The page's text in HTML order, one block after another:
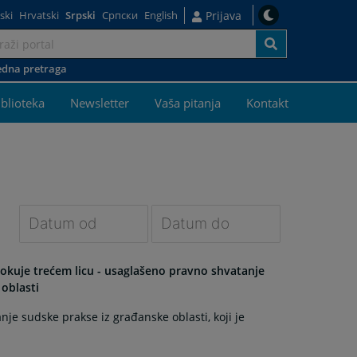
Hrvatski Srpski Српски English Prijava
pretraga
Newsletter Vaša pitanja Kontakt
forward
to
with
forward
with
trećem licu - usaglašeno pravno shvatanje
oblasti
sudske prakse iz građanske oblasti, koji je